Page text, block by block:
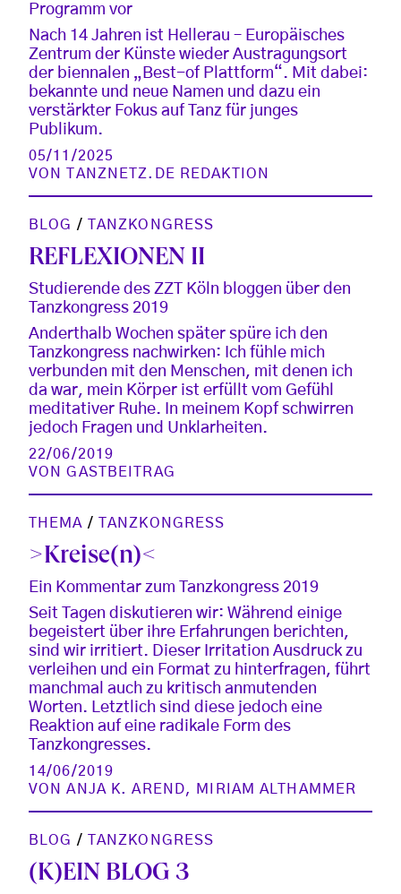
Programm vor
Nach 14 Jahren ist Hellerau – Europäisches
Zentrum der Künste wieder Austragungsort
der biennalen „Best-of Plattform“. Mit dabei:
bekannte und neue Namen und dazu ein
verstärkter Fokus auf Tanz für junges
Publikum.
05/11/2025
VON
TANZNETZ.DE REDAKTION
BLOG / TANZKONGRESS
REFLEXIONEN II
Studierende des ZZT Köln bloggen über den
Tanzkongress 2019
Anderthalb Wochen später spüre ich den
Tanzkongress nachwirken: Ich fühle mich
verbunden mit den Menschen, mit denen ich
da war, mein Körper ist erfüllt vom Gefühl
meditativer Ruhe. In meinem Kopf schwirren
jedoch Fragen und Unklarheiten.
22/06/2019
VONGASTBEITRAG
THEMA / TANZKONGRESS
>Kreise(n)<
Ein Kommentar zum Tanzkongress 2019
Seit Tagen diskutieren wir: Während einige
begeistert über ihre Erfahrungen berichten,
sind wir irritiert. Dieser Irritation Ausdruck zu
verleihen und ein Format zu hinterfragen, führt
manchmal auch zu kritisch anmutenden
Worten. Letztlich sind diese jedoch eine
Reaktion auf eine radikale Form des
Tanzkongresses.
14/06/2019
VONANJA K. AREND, MIRIAM ALTHAMMER
BLOG / TANZKONGRESS
(K)EIN BLOG 3